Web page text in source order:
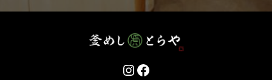
Instagram
Facebook